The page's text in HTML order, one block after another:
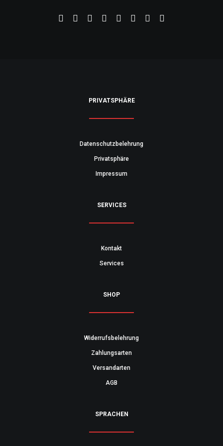
PRIVATSPHÄRE
Datenschutzbelehrung
Privatsphäre
Impressum
SERVICES
Kontakt
Services
SHOP
Widerrufsbelehrung
Zahlungsarten
Versandarten
AGB
SPRACHEN